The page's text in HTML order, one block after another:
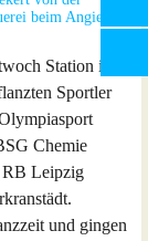
Station in
Sportler
Chemie
Leipzig
und gingen